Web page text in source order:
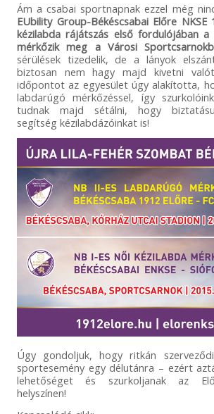
Ám a csabai sportnapnak ezzel még
EUbility Group-Békéscsabai Előre
kézilabda rájátszás első fordulójában a
mérkőzik meg a Városi
sérülések tizedelik, de a lányok
biztosan nem hagy majd kivetni
időpontot az egyesület úgy alakította,
labdarúgó mérkőzéssel, így
tudnak majd sétálni, hogy
segítség kézilabdázóinkat is!
Úgy gondoljuk, hogy ritkán
sportesemény egy délutánra – ezért
lehetőséget és szurkoljanak az
helyszínen!